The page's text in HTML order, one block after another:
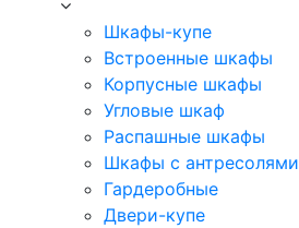
Шкафы-купе
Встроенные шкафы
Корпусные шкафы
Угловые шкаф
Распашные шкафы
Шкафы с антресолями
Гардеробные
Двери-купе